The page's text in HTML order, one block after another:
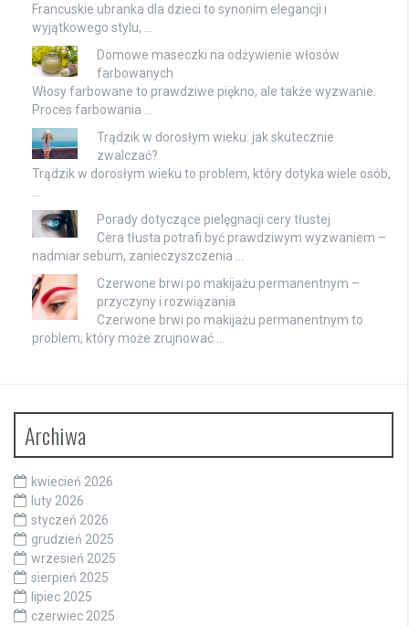
Francuskie ubranka dla dzieci to synonim elegancji i
wyjątkowego stylu, …
Domowe maseczki na odżywienie włosów
farbowanych
Włosy farbowane to prawdziwe piękno, ale także wyzwanie.
Proces farbowania …
Trądzik w dorosłym wieku: jak skutecznie
zwalczać?
Trądzik w dorosłym wieku to problem, który dotyka wiele osób,
…
Porady dotyczące pielęgnacji cery tłustej
Cera tłusta potrafi być prawdziwym wyzwaniem –
nadmiar sebum, zanieczyszczenia …
Czerwone brwi po makijażu permanentnym –
przyczyny i rozwiązania
Czerwone brwi po makijażu permanentnym to
problem, który może zrujnować …
Archiwa
kwiecień 2026
luty 2026
styczeń 2026
grudzień 2025
wrzesień 2025
sierpień 2025
lipiec 2025
czerwiec 2025